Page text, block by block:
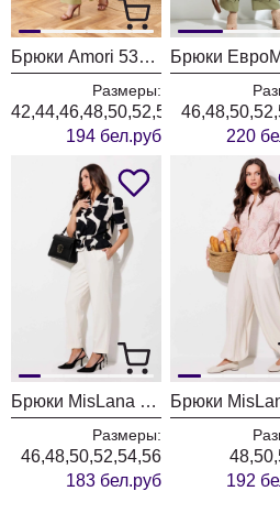
Брюки Amori 5309 оливка
Размеры:
42,44,46,48,50,52,54,56
194 бел.руб
220
Брюки MisLana 999бр молочный
Размеры:
46,48,50,52,54,56
183 бел.руб
192